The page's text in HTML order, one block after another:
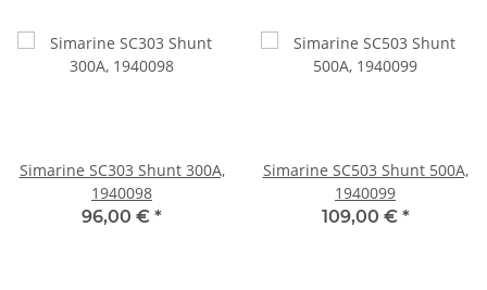
Simarine SC303 Shunt 300A,
1940098
96,00 € *
Simarine SC503 Shunt 500A,
1940099
109,00 € *